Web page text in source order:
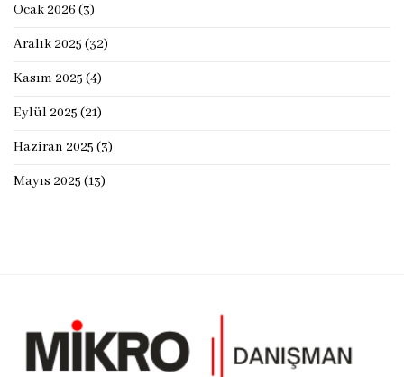
Ocak 2026 (3)
Aralık 2025 (32)
Kasım 2025 (4)
Eylül 2025 (21)
Haziran 2025 (3)
Mayıs 2025 (13)